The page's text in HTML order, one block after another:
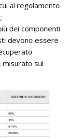
al regolamento
dei componenti
devono essere
misurato sul